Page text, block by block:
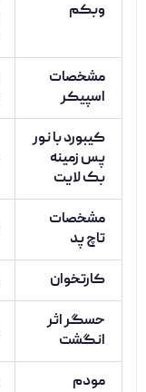
وبکم
مشخصات
اسپیکر
کیبورد با نور
پس زمینه
بک لایت
مشخصات
تاچ پد
کارتخوان
حسگر اثر
انگشت
مودم